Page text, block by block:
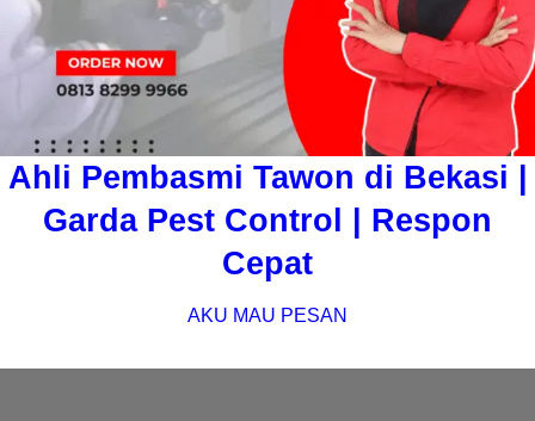
Ahli Pembasmi Tawon di Bekasi |
Garda Pest Control | Respon
Cepat
AKU MAU PESAN